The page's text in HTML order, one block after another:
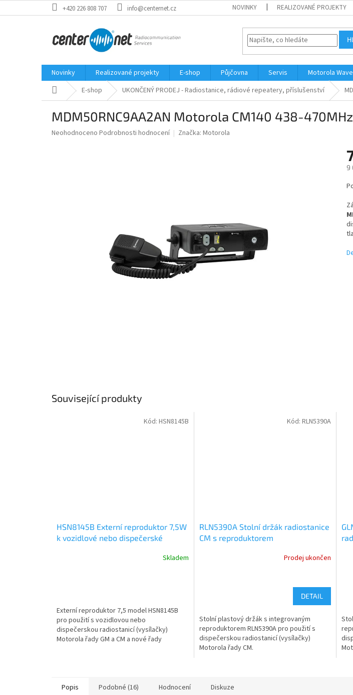
na
+420 226 808 707 info@centernet.cz NOVINKY REALIZOVANÉ PROJEKTY
Novinky Realizované projekty E-shop Půjčovna Servis Motorola Wave
Domů E-shop UKONČENÝ PRODEJ - Radiostanice, rádiové repeatery, příslušenství
MDM50RNC9AA2AN Motorola CM140 438-470MHz
Průměrné
Neohodnoceno Podrobnosti hodnocení Značka: Motorola
9
Související produkty
HSN8145B Externí reproduktor 7,5W
k vozidlové nebo dispečerské
Skladem
Externí reproduktor 7,5 model HSN8145B
pro použití s vozidlovou nebo
dispečerskou radiostanicí (vysílačky)
Motorola řady GM a CM a nové řady
Kód: HSN8145B
RLN5390A Stolní držák radiostanice
CM s reproduktorem
Prodej ukončen
DETAIL
Stolní plastový držák s integrovaným
reproduktorem RLN5390A pro použití s
dispečerskou radiostanicí (vysílačky)
Motorola řady CM.
Kód: RLN5390A
Popis Podobné (16) Hodnocení Diskuze